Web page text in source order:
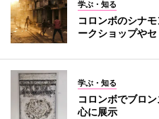
学ぶ・知る
コロンボのシナ
ークショップや
学ぶ・知る
コロンボでブロ
心に展示